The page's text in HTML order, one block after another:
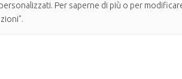
mantella To Dress si presenta con una
un piccolo foro sul lato superiore.
Per saperne di più o per